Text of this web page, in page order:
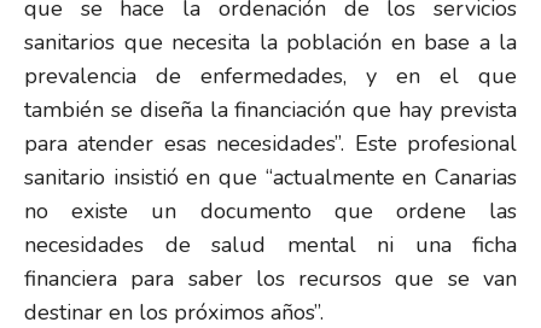
que se hace la ordenación de los servicios
sanitarios que necesita la población en base a la
prevalencia de enfermedades, y en el que
también se diseña la financiación que hay prevista
para atender esas necesidades”. Este profesional
sanitario insistió en que “actualmente en Canarias
no existe un documento que ordene las
necesidades de salud mental ni una ficha
financiera para saber los recursos que se van
destinar en los próximos años”.